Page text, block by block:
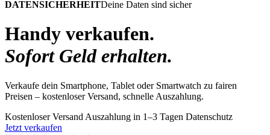
DATENSICHERHEITDeine Daten sind sicher
Handy verkaufen.
Sofort Geld erhalten.
Verkaufe dein Smartphone, Tablet oder Smartwatch zu fairen
Preisen – kostenloser Versand, schnelle Auszahlung.
Kostenloser Versand Auszahlung in 1–3 Tagen Datenschutz
Jetzt verkaufen